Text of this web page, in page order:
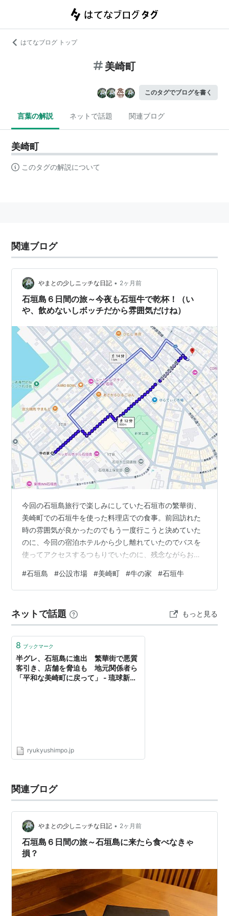
はてなブログ トップ
美崎町
このタグでブログを書く
言葉の解説 ネットで話題 関連ブログ
美崎町
このタグの解説について
関連ブログ
やまとの少しニッチな日記 • 2ヶ月前
石垣島６日間の旅～今夜も石垣牛で乾杯！（い
や、飲めないしボッチだから雰囲気だけね）
今回の石垣島旅行で楽しみにしていた石垣市の繁華街、
美崎町での石垣牛を使った料理店での食事。前回訪れた
時の雰囲気が良かったのでもう一度行こうと決めていた
のに、今回の宿泊ホテルから少し離れていたのでバスを
使ってアクセスするつもりでいたのに、残念ながらお店
で諦めていたのですが・・・。 ダメもとでも言ってみる
もんです。 昨晩電話をかけて交渉してみたところ、今日
念願叶って食べに行けることになりました。 これが昨日
のブログに書いた、「私が走るように次の目的地の美崎
町に向かった理由」です。こちらから４時にとお…
#石垣島 #公設市場 #美崎町 #牛の家 #石垣牛
ネットで話題 もっと見る
8 ブックマーク
半グレ、石垣島に進出 繁華街で悪質
客引き、店舗を脅迫も 地元関係者ら
「平和な美崎町に戻って」 - 琉球新報
ryukyushimpo.jp
関連ブログ
やまとの少しニッチな日記 • 2ヶ月前
石垣島６日間の旅～石垣島に来たら食べなきゃ
損？